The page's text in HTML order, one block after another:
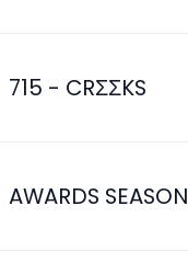
715 - CRΣΣKS
AWARDS SEASON